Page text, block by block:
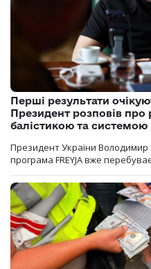
Перші результати
Президент розповів про
балістикою та системою
Президент України
програма FREYJA вже